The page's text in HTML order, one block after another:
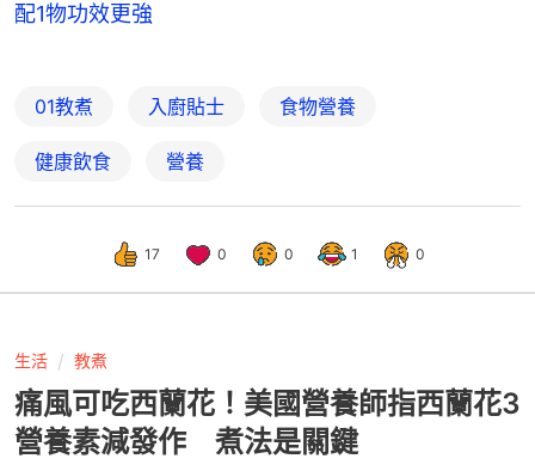
配1物功效更強
01教煮 入廚貼士 食物營養
健康飲食 營養
17 0 0 1 0
生活 教煮
痛風可吃西蘭花！美國營養師指西蘭花3
營養素減發作 煮法是關鍵